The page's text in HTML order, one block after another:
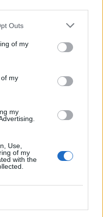
Outs
of my
my
my
Use,
of my
with the
avanti verso
attraversava lo
Cassio,
che gli
esortato ad
lo accolse a
l'attacco ad un
su una barca,
di soldati ci si
essersi tuffato in
passi, si
vicina, con la
non si